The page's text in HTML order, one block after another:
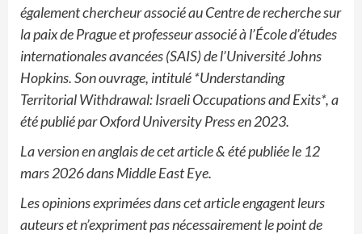
également chercheur associé au Centre de recherche sur
la paix de Prague et professeur associé à l’École d’études
internationales avancées (SAIS) de l’Université Johns
Hopkins. Son ouvrage, intitulé *Understanding
Territorial Withdrawal: Israeli Occupations and Exits*, a
été publié par Oxford University Press en 2023.
La version en anglais de cet article & été publiée le 12
mars 2026 dans Middle East Eye.
Les opinions exprimées dans cet article engagent leurs
auteurs et n’expriment pas nécessairement le point de